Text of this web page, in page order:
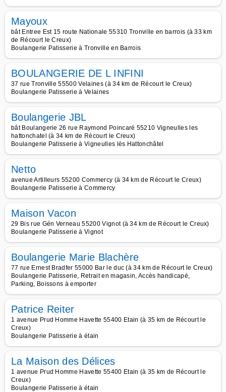
Mayoux
bât Entree Est 15 route Nationale 55310 Tronville en barrois (à 33 km
de Récourt le Creux)
Boulangerie Patisserie à Tronville en Barrois
BOULANGERIE DE L INFINI
37 rue Tronville 55500 Velaines (à 34 km de Récourt le Creux)
Boulangerie Patisserie à Velaines
Boulangerie JBL
bât Boulangerie 26 rue Raymond Poincaré 55210 Vigneulles les
hattonchatel (à 34 km de Récourt le Creux)
Boulangerie Patisserie à Vigneulles lès Hattonchâtel
Netto
avenue Artilleurs 55200 Commercy (à 34 km de Récourt le Creux)
Boulangerie Patisserie à Commercy
Maison Vacon
29 Bis rue Gén Verneau 55200 Vignot (à 34 km de Récourt le Creux)
Boulangerie Patisserie à Vignot
Boulangerie Marie Blachère
77 rue Ernest Bradfer 55000 Bar le duc (à 34 km de Récourt le Creux)
Boulangerie Patisserie, Retrait en magasin, Accès handicapé,
Parking, Boissons à emporter
Patrice Reiter
1 avenue Prud Homme Havette 55400 Etain (à 35 km de Récourt le
Creux)
Boulangerie Patisserie à étain
La Maison des Délices
1 avenue Prud Homme Havette 55400 Etain (à 35 km de Récourt le
Creux)
Boulangerie Patisserie à étain